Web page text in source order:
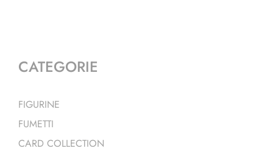
CATEGORIE
FIGURINE
FUMETTI
CARD COLLECTION